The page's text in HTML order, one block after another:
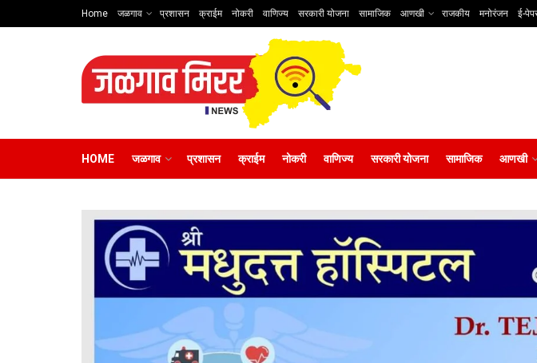
Home जळगाव प्रशासन क्राईम नोकरी वाणिज्य सरकारी योजना सामाजिक आणखी राजकीय मनोरंजन ई-
HOME जळगाव प्रशासन क्राईम नोकरी वाणिज्य सरकारी योजना सामाजिक आणखी